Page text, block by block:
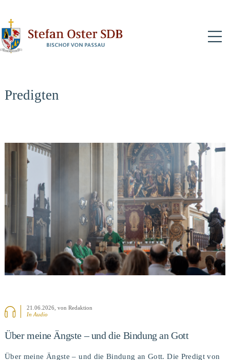
Predigten
21.06.2026 , von Redaktion
In Audio
Über meine Ängste – und die Bindung an Gott
Über meine Ängste – und die Bindung an Gott. Die Predigt von